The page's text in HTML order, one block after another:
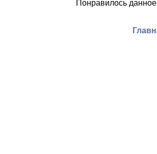
Понравилось